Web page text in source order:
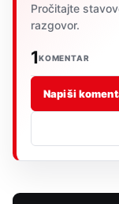
Pročitajte
razgovor.
1KOMENTAR
Napiši